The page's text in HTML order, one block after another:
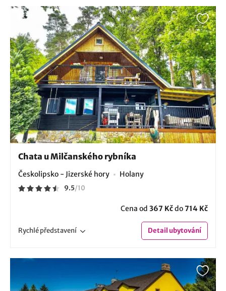
Chata u Milčanského rybníka
Českolipsko - Jizerské hory Holany
9.5/10
Cena od 367 Kčdo714 Kč
Rychlépředstavení Detailubytování